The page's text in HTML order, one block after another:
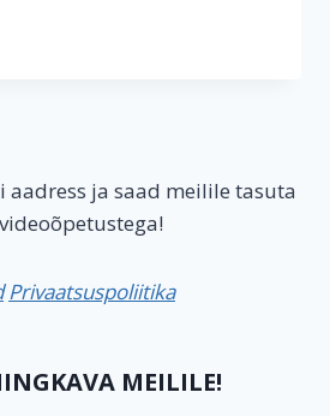
aadress ja saad meilile tasuta
Privaatsuspoliitika
MEILILE!